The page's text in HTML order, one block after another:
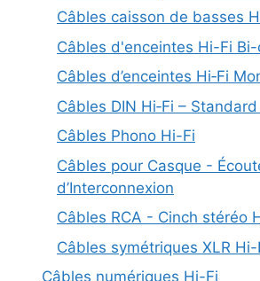
Câbles caisson de basses
Câbles d'enceintes Hi-Fi
Câbles d’enceintes Hi‑Fi
Câbles DIN Hi‑Fi –
Câbles Phono Hi-Fi
Câbles pour Casque -
d’Interconnexion
Câbles RCA - Cinch stéréo
Câbles symétriques XLR Hi-
Câbles numériques Hi-Fi